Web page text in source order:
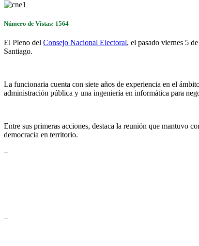
Número de Vistas: 1564
El Pleno del Consejo Nacional Electoral, el pasado viernes 5
Santiago.
La funcionaria cuenta con siete años de experiencia en el
administración pública y una ingeniería en informática para
Entre sus primeras acciones, destaca la reunión que mantuvo
democracia en territorio.
–
–